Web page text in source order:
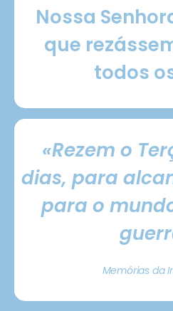
Nossa
que
todos
«Rezem o
dias, para
para o
Memórias da